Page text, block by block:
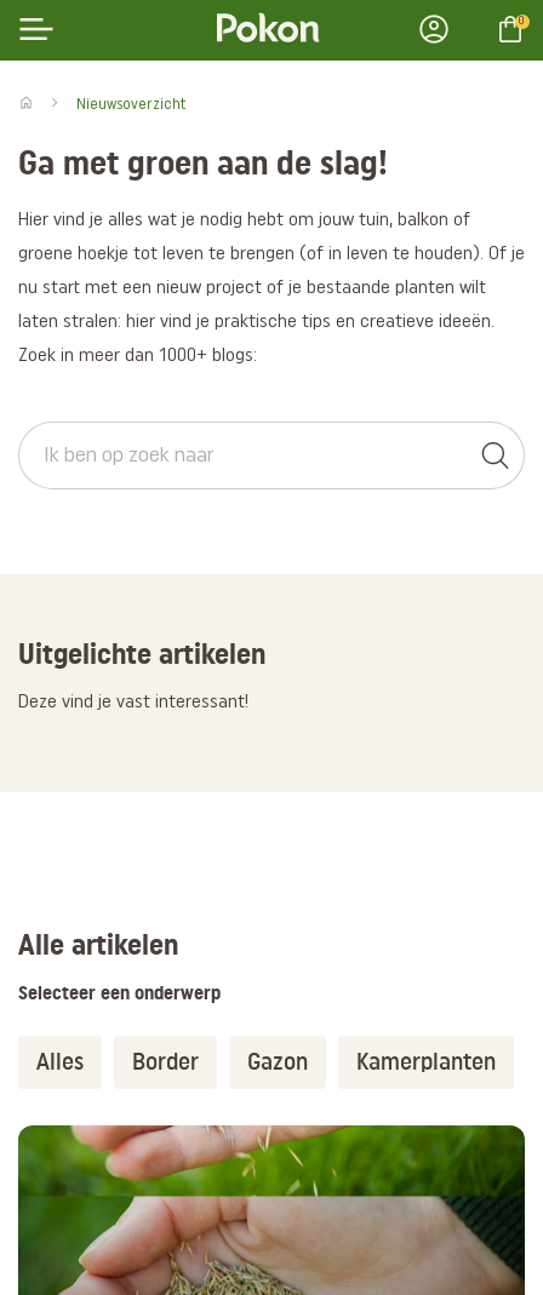
0
Ga met groen aan de slag!
Hier vind je alles wat je nodig hebt om jouw tuin, balkon of
groene hoekje tot leven te brengen (of in leven te houden). Of je
nu start met een nieuw project of je bestaande planten wilt
laten stralen: hier vind je praktische tips en creatieve ideeën.
Zoek in meer dan 1000+ blogs:
Nieuwsoverzicht
Uitgelichte artikelen
Deze vind je vast interessant!
Alle artikelen
Selecteer een onderwerp
Alles Border Gazon Kamerplanten